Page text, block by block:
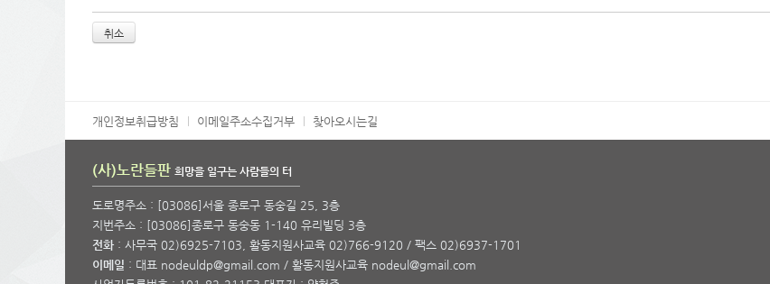
취소
개인정보취급방침 이메일주소수집거부 찾아오시는길
(사)노란들판 희망을 일구는 사람들의 터
도로명주소 : [03086]서울 종로구 동숭길 25, 3층
지번주소 : [03086]종로구 동숭동 1-140 유리빌딩 3층
전화 : 사무국 02)6925-7103, 활동지원사교육 02)766-9120 / 팩스 02)6937-1701
이메일 : 대표 nodeuldp@gmail.com / 활동지원사교육 nodeul@gmail.com